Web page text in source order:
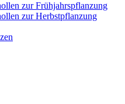
zur Frühjahrspflanzung
zur Herbstpflanzung